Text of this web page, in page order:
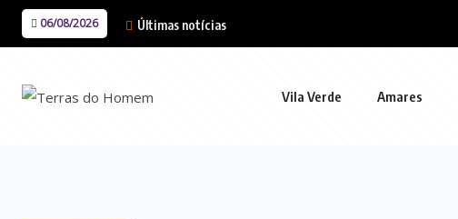
06/08/2026 Últimas notícias
Vila Verde Amares